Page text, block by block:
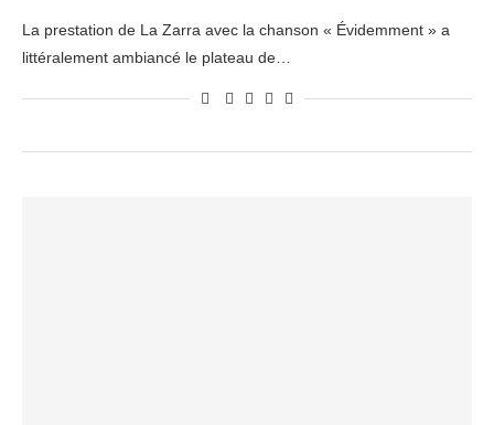
La prestation de La Zarra avec la chanson « Évidemment » a
littéralement ambiancé le plateau de…